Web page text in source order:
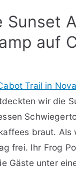
Sunset
auf
Trail in
wir die
braut.
frei. Ihr Frog
Gäste unter